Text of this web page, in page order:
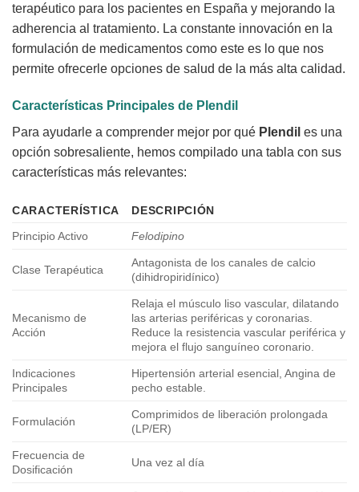
terapéutico para los pacientes en España y mejorando la
adherencia al tratamiento. La constante innovación en la
formulación de medicamentos como este es lo que nos
permite ofrecerle opciones de salud de la más alta calidad.
Características Principales de Plendil
Para ayudarle a comprender mejor por qué Plendil es una
opción sobresaliente, hemos compilado una tabla con sus
características más relevantes:
CARACTERÍSTICA
DESCRIPCIÓN
Principio Activo
Felodipino
Clase Terapéutica
Antagonista de los canales de calcio
(dihidropiridínico)
Mecanismo de
Acción
Relaja el músculo liso vascular, dilatando
las arterias periféricas y coronarias.
Reduce la resistencia vascular periférica y
mejora el flujo sanguíneo coronario.
Indicaciones
Principales
Hipertensión arterial esencial, Angina de
pecho estable.
Formulación
Comprimidos de liberación prolongada
(LP/ER)
Frecuencia de
Dosificación
Una vez al día